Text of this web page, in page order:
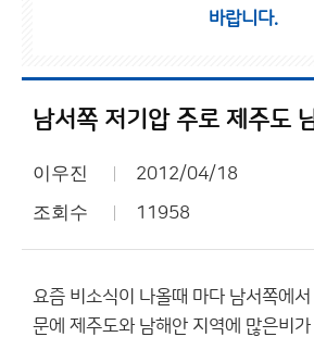
바랍니다.
이우진 2012/04/18
조회수 11958
요즘 비소식이 나올때 마다 남서쪽에
문에 제주도와 남해안 지역에 많은비